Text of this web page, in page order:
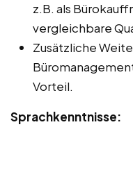
z.B. als
vergleichbare
Zusätzliche
Vorteil.
Sprachkenntnisse: